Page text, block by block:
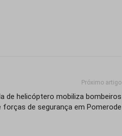
Próximo artigo
de helicóptero mobiliza bombeiros
forças de segurança em Pomerode